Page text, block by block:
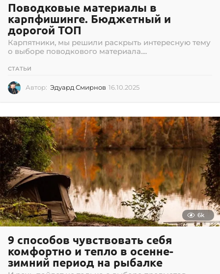
Поводковые материалы в
карпфишинге. Бюджетный и
дорогой ТОП
Карпятники, мы решили раскрыть интересную тему
о выборе поводкового материала....
СТАТЬИ
Автор: Эдуард Смирнов 16.10.2025
1
0
.
2
0
5
6k
9 способов чувствовать себя
комфортно и тепло в осенне-
зимний период на рыбалке